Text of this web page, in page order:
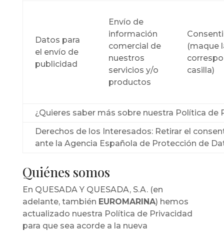
Datos para
el envío de
publicidad
Envío de
información
comercial de
nuestros
servicios y/o
productos
(maque
casilla)
¿Quieres saber más sobre nuestra Política
Derechos de los Interesados: Retirar el
ante la Agencia Española de Protección de
Quiénes somos
En QUESADA Y QUESADA, S.A. (en
adelante, también EUROMARINA) hemos
actualizado nuestra Política de Privacidad
para que sea acorde a la nueva